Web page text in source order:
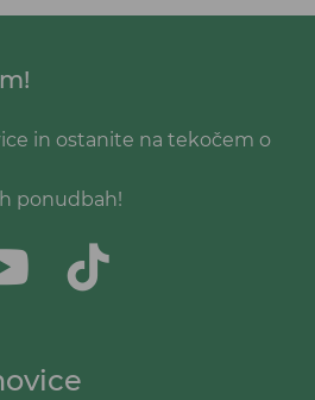
in ostanite na tekočem o
ponudbah!